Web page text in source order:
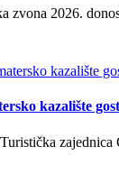
zvona 2026.
kazalište